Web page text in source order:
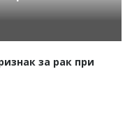
за рак при